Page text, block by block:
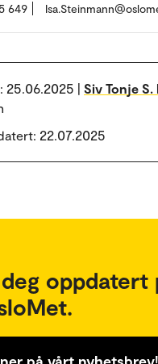
649
25.06.2025 | Siv Tonje S.
22.07.2025
oppdatert
på vårt nyhetsbrev!